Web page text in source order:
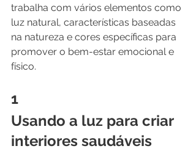
trabalha com vários elementos como
luz natural, características baseadas
na natureza e cores específicas para
promover o bem-estar emocional e
físico.
1
Usando a luz para criar
interiores saudáveis